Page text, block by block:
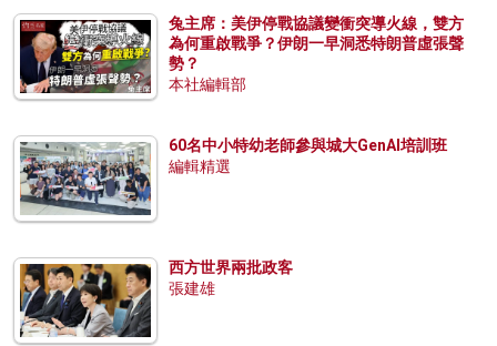
兔主席：美伊停戰協議變衝突導火線，雙方
為何重啟戰爭？伊朗一早洞悉特朗普虛張聲
勢？
本社編輯部
60名中小特幼老師參與城大GenAI培訓班
編輯精選
西方世界兩批政客
張建雄